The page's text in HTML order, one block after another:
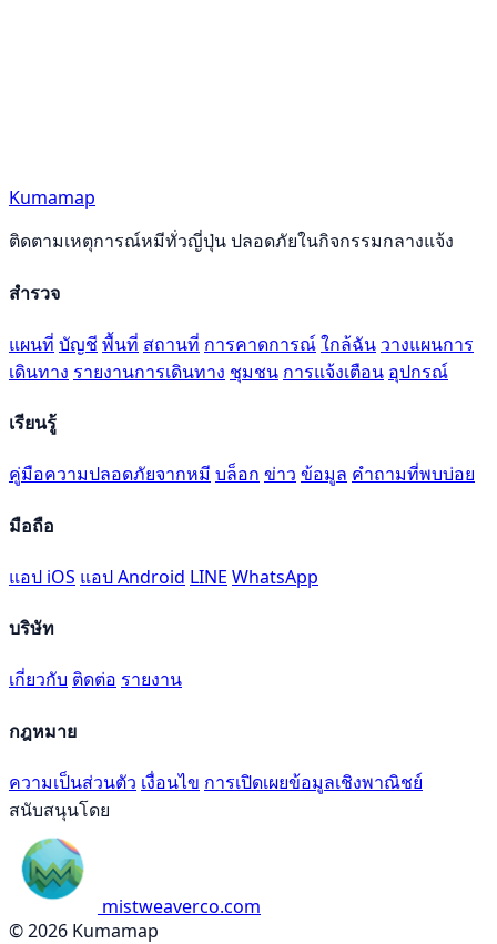
Kumamap
ติดตามเหตุการณ์หมีทั่วญี่ปุ่น ปลอดภัยในกิจกรรมกลางแจ้ง
สำรวจ
แผนที่ บัญชี พื้นที่ สถานที่ การคาดการณ์ใกล้ฉัน วางแผนการ
เดินทาง รายงานการเดินทาง ชุมชน การแจ้งเตือน อุปกรณ์
เรียนรู้
คู่มือความปลอดภัยจากหมี บล็อก ข่าว ข้อมูล คำถามที่พบบ่อย
มือถือ
แอป iOS แอป Android LINE WhatsApp
บริษัท
เกี่ยวกับ ติดต่อ รายงาน
กฎหมาย
ความเป็นส่วนตัว เงื่อนไข การเปิดเผยข้อมูลเชิงพาณิชย์
สนับสนุนโดย
mistweaverco.com
© 2026 Kumamap